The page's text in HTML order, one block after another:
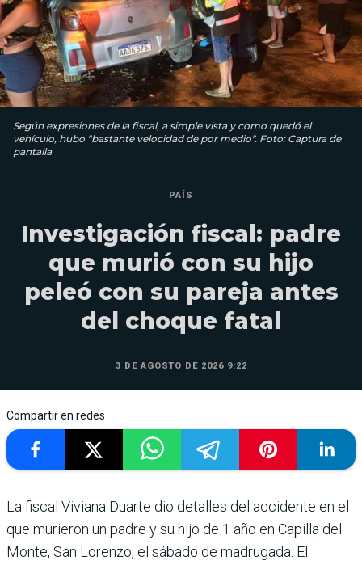
Según expresiones de la fiscal, a simple vista y como quedó el
vehículo, hubo "bastante velocidad de por medio". Foto: Captura de
pantalla
PAÍS
Investigación fiscal: padre
que murió con su hijo
peleó con su pareja antes
del choque fatal
3 DE AGOSTO DE 2026 9:22
Compartir en redes
La fiscal Viviana Duarte dio detalles del accidente en el
que murieron un padre y su hijo de 1 año en Capilla del
Monte, San Lorenzo, el sábado de madrugada. El